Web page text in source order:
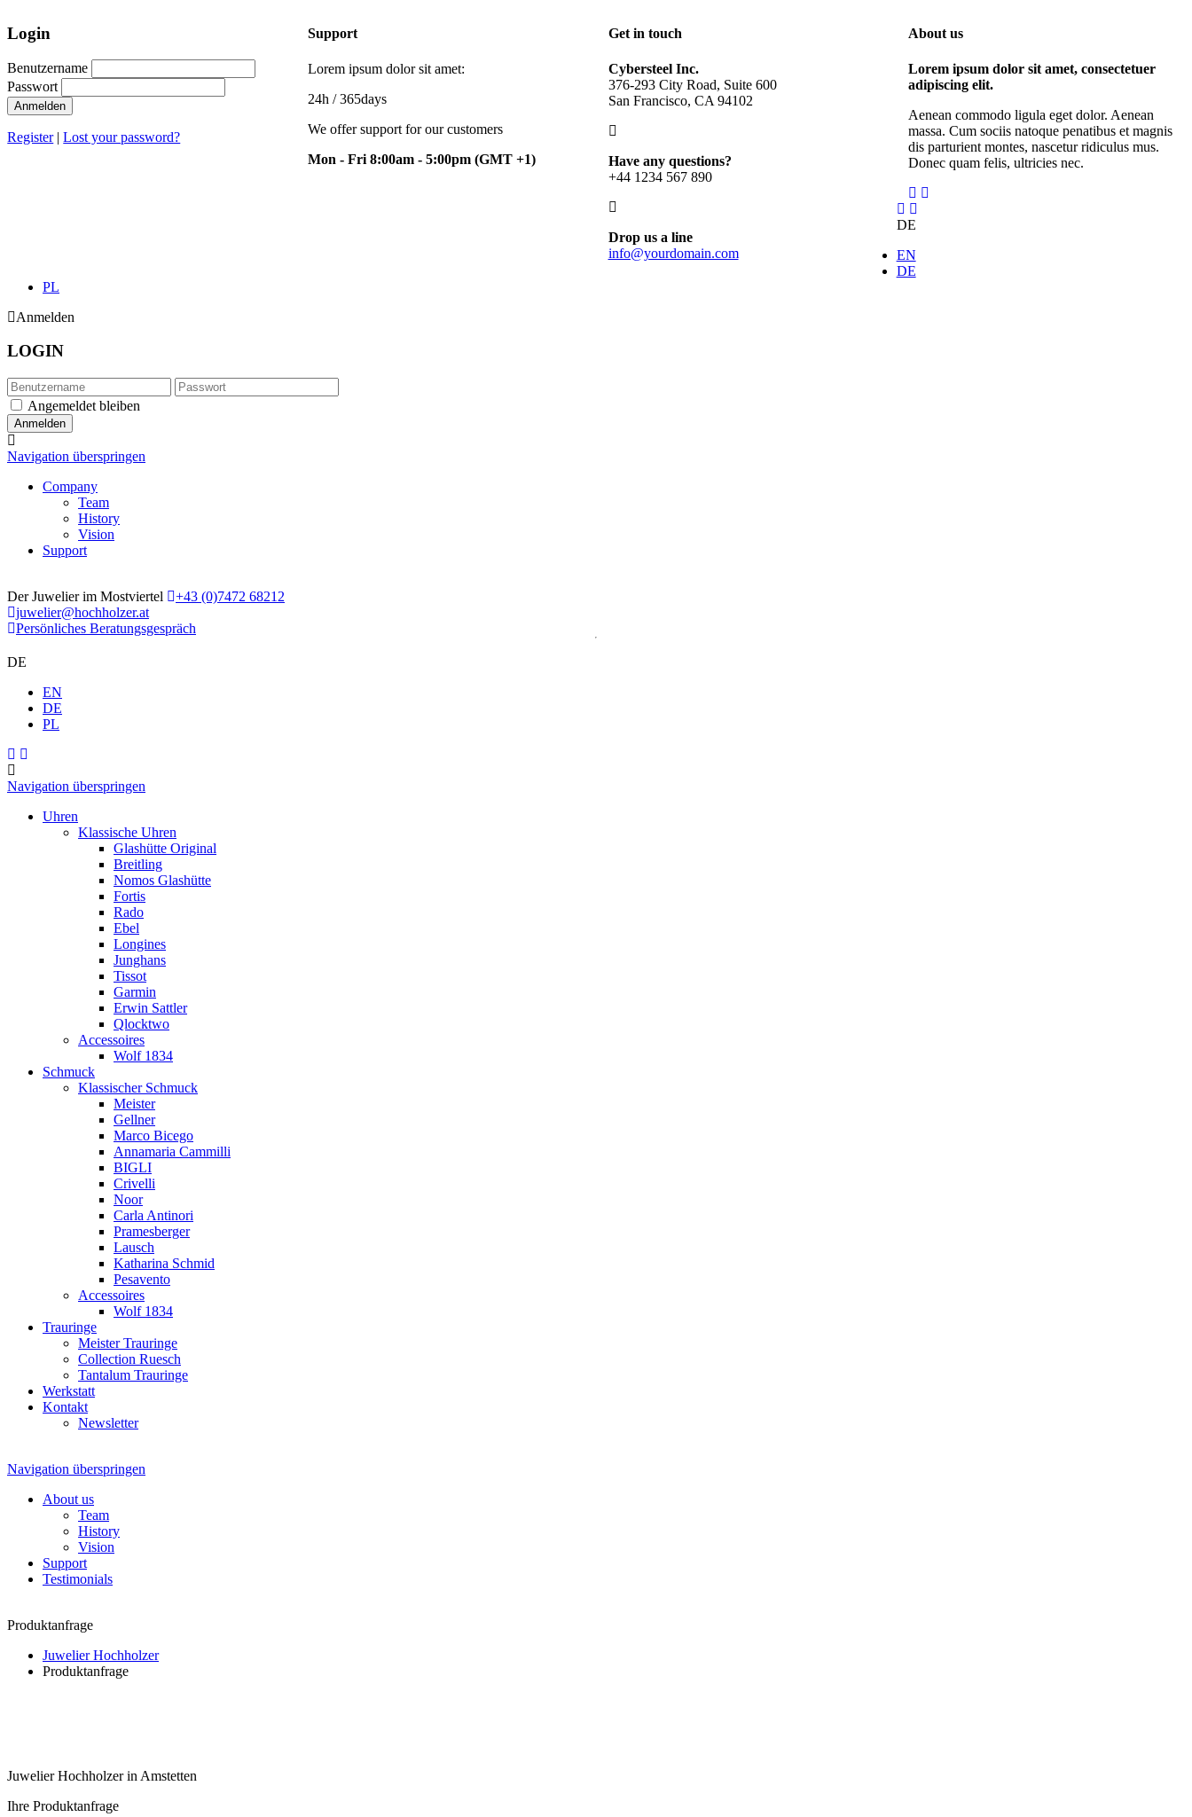
Login
Benutzername
Passwort
Anmelden
Register|Lost your password?
Support
Lorem ipsum dolor sit amet:
24h / 365days
We offer support for our customers
Mon - Fri 8:00am - 5:00pm (GMT +1)
Get in touch
Cybersteel Inc.
376-293 City Road, Suite 600
San Francisco, CA 94102
Have any questions?
+44 1234 567 890
Drop us a line
info@yourdomain.com
About us
Lorem ipsum dolor sit amet, consectetuer
adipiscing elit.
Aenean commodo ligula eget dolor. Aenean
massa. Cum sociis natoque penatibus et magnis
dis parturient montes, nascetur ridiculus mus.
Donec quam felis, ultricies nec.
DE
EN
DE
PL
Anmelden
LOGIN
Angemeldet bleiben
Navigation überspringen
Company
Team
History
Vision
Support
Der Juwelier im Mostviertel
+43 (0)7472 68212
juwelier@hochholzer.at
Persönliches Beratungsgespräch
DE
EN
DE
PL
Navigation überspringen
Uhren
Klassische Uhren
Glashütte Original
Breitling
Nomos Glashütte
Fortis
Rado
Ebel
Longines
Junghans
Tissot
Garmin
Erwin Sattler
Qlocktwo
Accessoires
Wolf 1834
Schmuck
Klassischer Schmuck
Meister
Gellner
Marco Bicego
Annamaria Cammilli
BIGLI
Crivelli
Noor
Carla Antinori
Pramesberger
Lausch
Katharina Schmid
Pesavento
Accessoires
Wolf 1834
Trauringe
Meister Trauringe
Collection Ruesch
Tantalum Trauringe
Werkstatt
Kontakt
Newsletter
Navigation überspringen
About us
Team
History
Vision
Support
Testimonials
Produktanfrage
Juwelier Hochholzer
Produktanfrage
Juwelier Hochholzer in Amstetten
Ihre Produktanfrage